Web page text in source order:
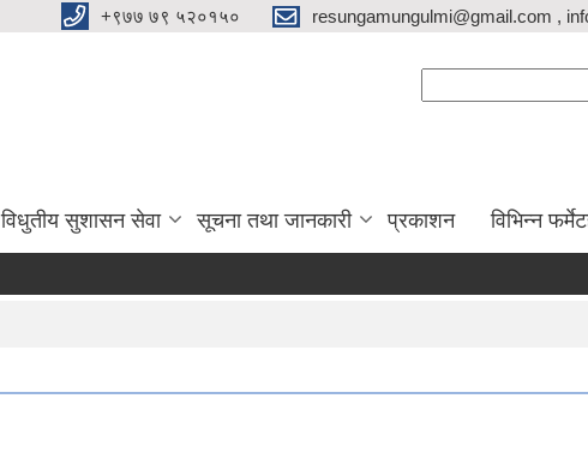
+९७७ ७९ ५२०१५० resungamungulmi@gmail.com ,
विधुतीय सुशासन सेवा सूचना तथा जानकारी प्रकाशन विभिन्न